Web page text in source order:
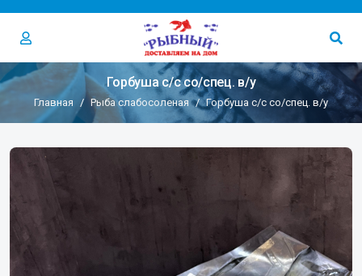
Горбуша с/с со/спец. в/у
Главная Рыба слабосоленая Горбуша с/с со/спец. в/у